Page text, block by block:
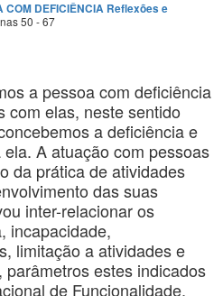
COM DEFICIÊNCIA Reflexões e
50 - 67
a pessoa com deficiência
com elas, neste sentido
a deficiência e
A atuação com pessoas
da prática de atividades
das suas
inter-relacionar os
incapacidade,
limitação a atividades e
estes indicados
de Funcionalidade,